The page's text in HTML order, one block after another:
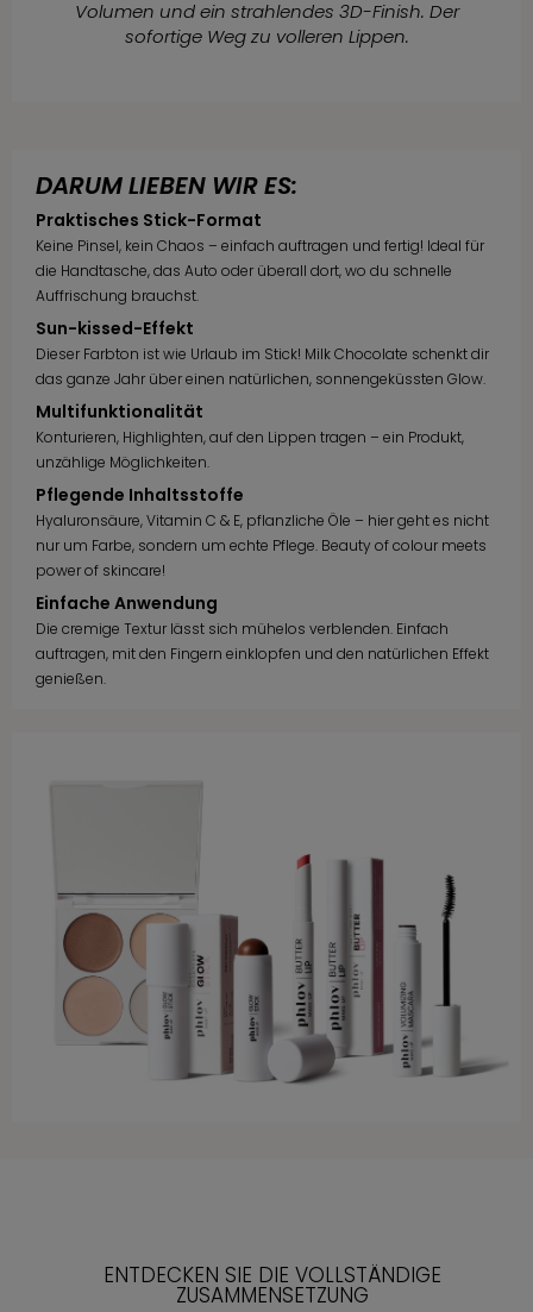
Volumen und ein strahlendes 3D-Finish. Der
sofortige Weg zu volleren Lippen.
DARUM LIEBEN WIR ES:
Praktisches Stick-Format
Keine Pinsel, kein Chaos – einfach auftragen und fertig! Ideal für
die Handtasche, das Auto oder überall dort, wo du schnelle
Auffrischung brauchst.
Sun-kissed-Effekt
Dieser Farbton ist wie Urlaub im Stick! Milk Chocolate schenkt dir
das ganze Jahr über einen natürlichen, sonnengeküssten Glow.
Multifunktionalität
Konturieren, Highlighten, auf den Lippen tragen – ein Produkt,
unzählige Möglichkeiten.
Pflegende Inhaltsstoffe
Hyaluronsäure, Vitamin C & E, pflanzliche Öle – hier geht es nicht
nur um Farbe, sondern um echte Pflege. Beauty of colour meets
power of skincare!
Einfache Anwendung
Die cremige Textur lässt sich mühelos verblenden. Einfach
auftragen, mit den Fingern einklopfen und den natürlichen Effekt
genießen.
ENTDECKEN SIE DIE VOLLSTÄNDIGE
ZUSAMMENSETZUNG